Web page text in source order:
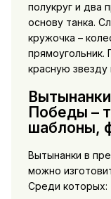
полукруг и два
основу танка.
кружочка –
красную звезду
Победы –
шаблоны,
Вытынанки в
можно
Среди которых: